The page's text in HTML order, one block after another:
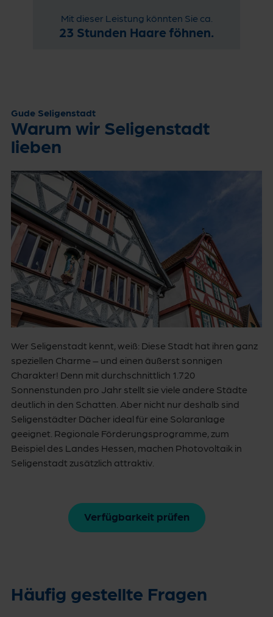
Mit dieser Leistung könnten Sie ca.
23 Stunden Haare föhnen.
Gude Seligenstadt
Warum wir Seligenstadt
lieben
Wer Seligenstadt kennt, weiß: Diese Stadt hat ihren ganz
speziellen Charme – und einen äußerst sonnigen
Charakter! Denn mit durchschnittlich 1.720
Sonnenstunden pro Jahr stellt sie viele andere Städte
deutlich in den Schatten. Aber nicht nur deshalb sind
Seligenstädter Dächer ideal für eine Solaranlage
geeignet. Regionale Förderungsprogramme, zum
Beispiel des Landes Hessen, machen Photovoltaik in
Seligenstadt zusätzlich attraktiv.
Verfügbarkeit prüfen
Häufig gestellte Fragen